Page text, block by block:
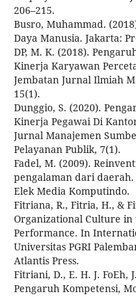
206–215.
Busro, Muhammad.
Daya Manusia. Jakarta:
DP, M. K. (2018).
Kinerja Karyawan
Jembatan Jurnal Ilmiah
15(1).
Dunggio, S. (2020).
Kinerja Pegawai Di
Jurnal Manajemen
Pelayanan Publik, 7(1).
Fadel, M. (2009).
pengalaman dari daerah.
Elek Media Komputindo.
Fitriana, R., Fitria, H., &
Organizational Culture in
Performance. In
Universitas PGRI
Atlantis Press.
Fitriani, D., E. H. J. FoEh,
Pengaruh Kompetensi,